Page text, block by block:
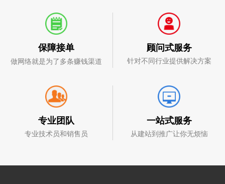
保障接单
做网络就是为了多条赚钱渠道
顾问式服务
针对不同行业提供解决方案
专业团队
专业技术员和销售员
一站式服务
从建站到推广让你无烦恼